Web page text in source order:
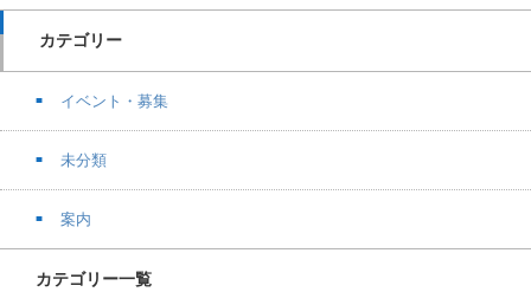
カテゴリー
イベント・募集
未分類
案内
カテゴリー一覧